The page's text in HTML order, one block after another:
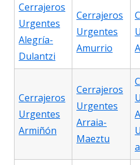
Cerrajeros
Urgentes
Alegría-
Dulantzi
Cerrajeros
Urgentes
Amurrio
Cerrajeros
Urgentes
Armiñón
Cerrajeros
Urgentes
Arraia-
Maeztu
a